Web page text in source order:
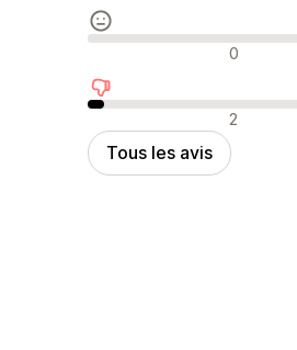
Avis neutres 0
Avis négatifs 2
Tous les avis